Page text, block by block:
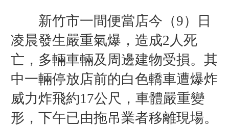
新竹市一間便當店今（9）日
凌晨發生嚴重氣爆，造成2人死
亡，多輛車輛及周邊建物受損。其
中一輛停放店前的白色轎車遭爆炸
威力炸飛約17公尺，車體嚴重變
形，下午已由拖吊業者移離現場。